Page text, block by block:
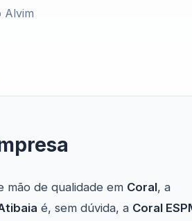
Alvim
mão de qualidade em Coral, a
é, sem dúvida, a Coral